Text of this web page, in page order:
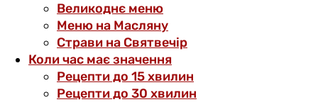
Великоднє меню
Меню на Масляну
Страви на Святвечір
Коли час має значення
Рецепти до 15 хвилин
Рецепти до 30 хвилин